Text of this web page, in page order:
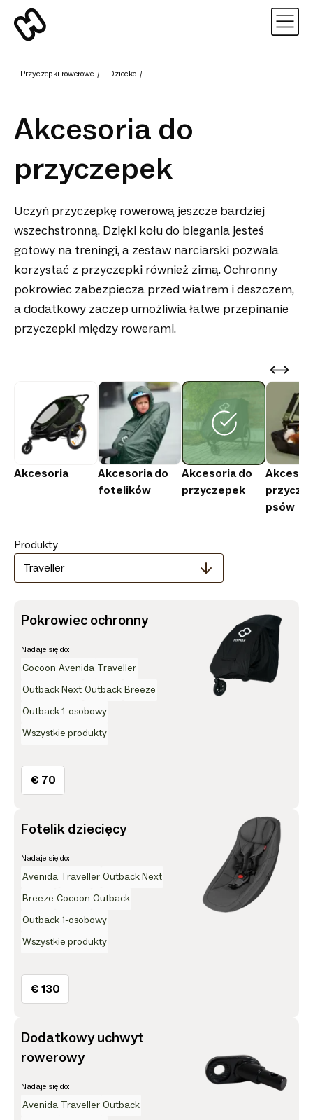
Przyczepki rowerowe / Dziecko /
Akcesoria do
przyczepek
Uczyń przyczepkę rowerową jeszcze bardziej
wszechstronną. Dzięki kołu do biegania jesteś
gotowy na treningi, a zestaw narciarski pozwala
korzystać z przyczepki również zimą. Ochronny
pokrowiec zabezpiecza przed wiatrem i deszczem,
a dodatkowy zaczep umożliwia łatwe przepinanie
przyczepki między rowerami.
Akcesoria
Akcesoria do
fotelików
Akcesoria do
przyczepek
psów
Produkty
Traveller
Pokrowiec ochronny
Nadaje się do:
Cocoon Avenida Traveller
Outback Next Outback Breeze
Outback 1-osobowy
Wszystkie produkty
€ 70
Fotelik dziecięcy
Nadaje się do:
Avenida Traveller Outback Next
Breeze Cocoon Outback
Outback 1-osobowy
Wszystkie produkty
€ 130
Dodatkowy uchwyt
rowerowy
Nadaje się do:
Avenida Traveller Outback